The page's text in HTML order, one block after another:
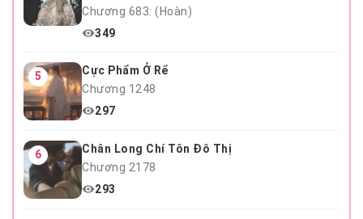
Chương 683: (Hoàn)
349
5
Cực Phẩm Ở Rể
Chương 1248
297
6
Chân Long Chí Tôn Đô Thị
Chương 2178
293